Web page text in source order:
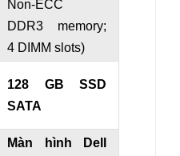
Non-ECC
DDR3 memory;
4 DIMM slots)
128 GB SSD
SATA
Màn hình Dell